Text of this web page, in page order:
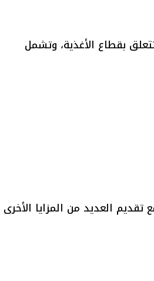
بقطاع الأغذية، وتشمل
ريال سعودي، مع تقديم العديد من المزايا الأخرى